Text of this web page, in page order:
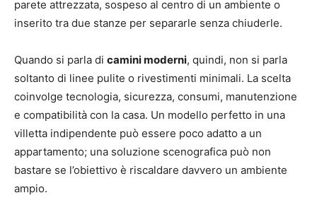
parete attrezzata, sospeso al centro di un ambiente o
inserito tra due stanze per separarle senza chiuderle.
Quando si parla di camini moderni, quindi, non si parla
soltanto di linee pulite o rivestimenti minimali. La scelta
coinvolge tecnologia, sicurezza, consumi, manutenzione
e compatibilità con la casa. Un modello perfetto in una
villetta indipendente può essere poco adatto a un
appartamento; una soluzione scenografica può non
bastare se l’obiettivo è riscaldare davvero un ambiente
ampio.